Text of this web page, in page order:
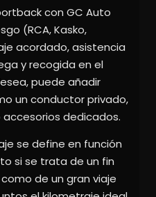
con GC Auto
(RCA, Kasko,
acordado, asistencia
y recogida en el
puede añadir
un conductor privado,
dedicados.
se define en función
si se trata de un fin
de un gran viaje